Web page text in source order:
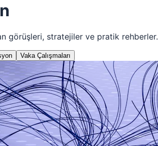
görüşleri, stratejiler ve pratik rehberler.
Vaka Çalışmaları